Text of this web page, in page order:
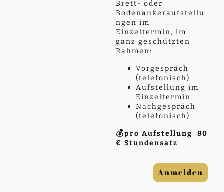
Brett- oder
Bodenankeraufstellu
ngen im
Einzeltermin, im
ganz geschützten
Rahmen:
Vorgespräch
(telefonisch)
Aufstellung im
Einzeltermin
Nachgespräch
(telefonisch)
💰pro Aufstellung 80
€ Stundensatz
Anmelden